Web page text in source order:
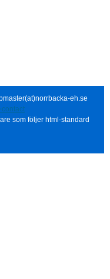
eh.se
som följer html-standard